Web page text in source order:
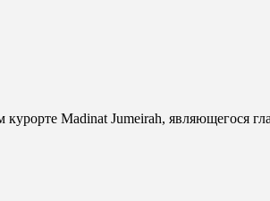
Madinat Jumeirah, являющегося